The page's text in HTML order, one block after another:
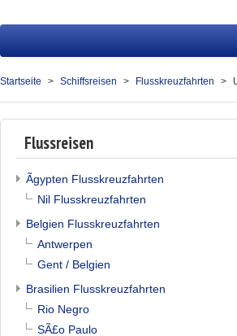
Hochsee
Service
Presse
Über uns
Startseite Schiffsreisen Flusskreuzfahrten
Flussreisen
Ãgypten Flusskreuzfahrten
Nil Flusskreuzfahrten
Belgien Flusskreuzfahrten
Antwerpen
Gent / Belgien
Brasilien Flusskreuzfahrten
Rio Negro
SÃ£o Paulo